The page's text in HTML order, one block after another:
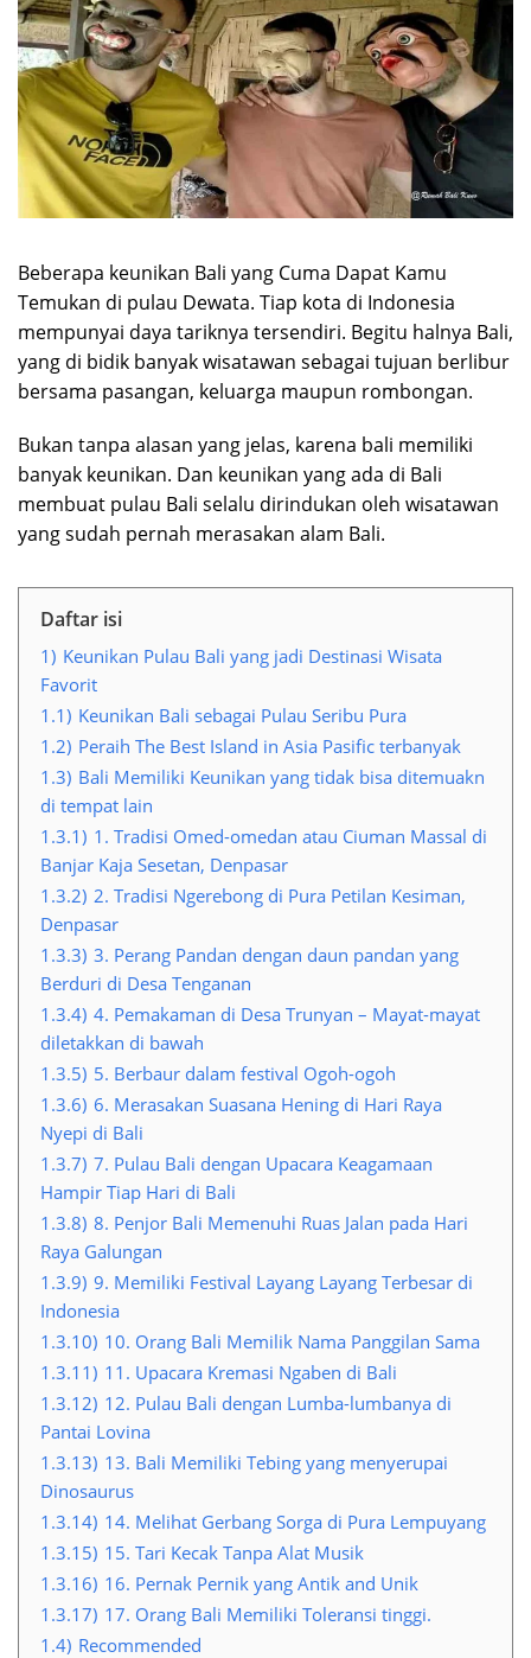
Beberapa keunikan Bali yang Cuma Dapat Kamu
Temukan di pulau Dewata. Tiap kota di Indonesia
mempunyai daya tariknya tersendiri. Begitu halnya Bali,
yang di bidik banyak wisatawan sebagai tujuan berlibur
bersama pasangan, keluarga maupun rombongan.
Bukan tanpa alasan yang jelas, karena bali memiliki
banyak keunikan. Dan keunikan yang ada di Bali
membuat pulau Bali selalu dirindukan oleh wisatawan
yang sudah pernah merasakan alam Bali.
Daftar isi
1) Keunikan Pulau Bali yang jadi Destinasi Wisata
Favorit
1.1) Keunikan Bali sebagai Pulau Seribu Pura
1.2) Peraih The Best Island in Asia Pasific terbanyak
1.3) Bali Memiliki Keunikan yang tidak bisa ditemuakn
di tempat lain
1.3.1) 1. Tradisi Omed-omedan atau Ciuman Massal di
Banjar Kaja Sesetan, Denpasar
1.3.2) 2. Tradisi Ngerebong di Pura Petilan Kesiman,
Denpasar
1.3.3) 3. Perang Pandan dengan daun pandan yang
Berduri di Desa Tenganan
1.3.4) 4. Pemakaman di Desa Trunyan – Mayat-mayat
diletakkan di bawah
1.3.5) 5. Berbaur dalam festival Ogoh-ogoh
1.3.6) 6. Merasakan Suasana Hening di Hari Raya
Nyepi di Bali
1.3.7) 7. Pulau Bali dengan Upacara Keagamaan
Hampir Tiap Hari di Bali
1.3.8) 8. Penjor Bali Memenuhi Ruas Jalan pada Hari
Raya Galungan
1.3.9) 9. Memiliki Festival Layang Layang Terbesar di
Indonesia
1.3.10) 10. Orang Bali Memilik Nama Panggilan Sama
1.3.11) 11. Upacara Kremasi Ngaben di Bali
1.3.12) 12. Pulau Bali dengan Lumba-lumbanya di
Pantai Lovina
1.3.13) 13. Bali Memiliki Tebing yang menyerupai
Dinosaurus
1.3.14) 14. Melihat Gerbang Sorga di Pura Lempuyang
1.3.15) 15. Tari Kecak Tanpa Alat Musik
1.3.16) 16. Pernak Pernik yang Antik and Unik
1.3.17) 17. Orang Bali Memiliki Toleransi tinggi.
1.4) Recommended